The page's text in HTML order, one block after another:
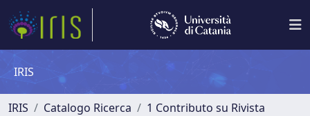
IRIS
IRIS Catalogo Ricerca
1 Contributo su Rivista